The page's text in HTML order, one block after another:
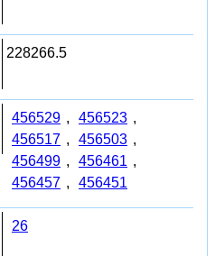
228266.5
456529 , 456523 ,
456517 , 456503 ,
456499 , 456461 ,
456457 , 456451
26